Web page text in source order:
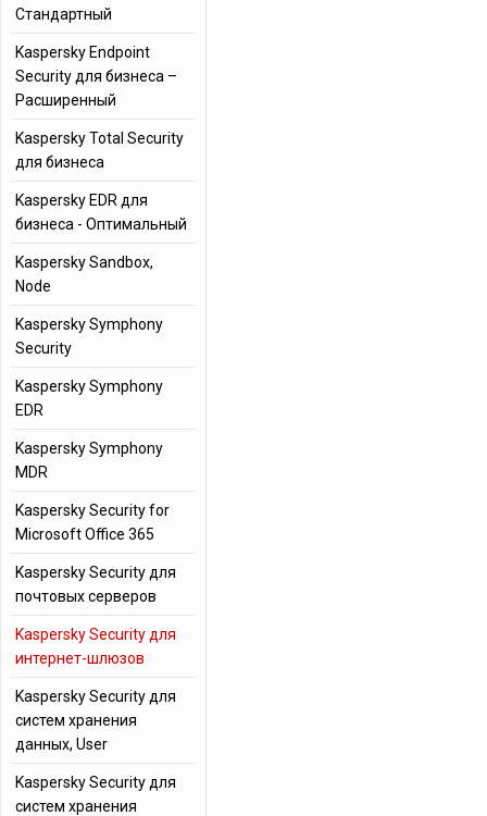
Стандартный
Kaspersky Endpoint
Security для бизнеса –
Расширенный
Kaspersky Total Security
для бизнеса
Kaspersky EDR для
бизнеса - Оптимальный
Kaspersky Sandbox,
Node
Kaspersky Symphony
Security
Kaspersky Symphony
EDR
Kaspersky Symphony
MDR
Kaspersky Security for
Microsoft Office 365
Kaspersky Security для
почтовых серверов
Kaspersky Security для
интернет-шлюзов
Kaspersky Security для
систем хранения
данных, User
Kaspersky Security для
систем хранения